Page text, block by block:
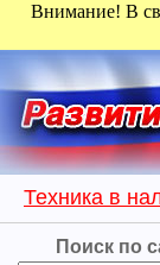
Внимание! В
Техника в
Поиск по